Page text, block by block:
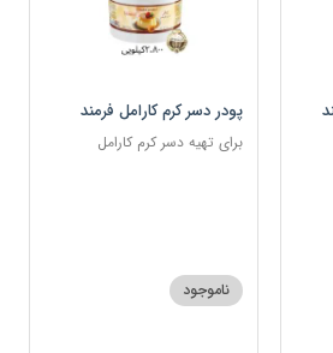
پودر دسر کرم کارامل فرمند
برای تهیه دسر کرم کارامل
ناموجود